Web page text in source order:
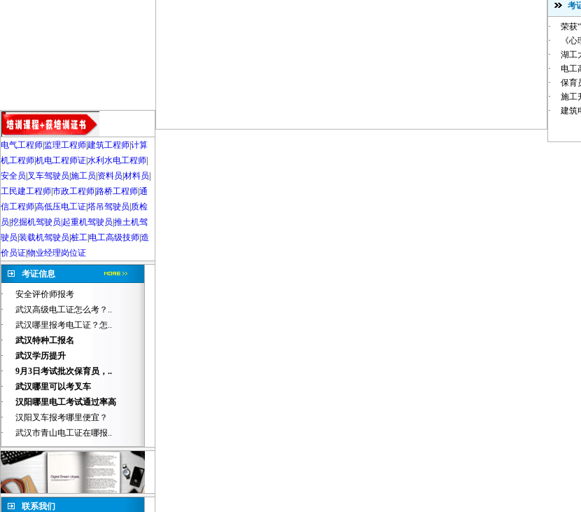
电气工程师 监理工程师建筑工程师计算
机工程师机电工程师证水利水电工程师
安全员 叉车驾驶员 施工员 资料员 材料员
工民建工程师市政工程师路桥工程师通
信工程师高低压电工证塔吊驾驶员 质检
员 挖掘机驾驶员|起重机驾驶员 推土机驾
驶员 装载机驾驶员 桩工电工高级技师造
价员证物业经理岗位证
考证信息
·
安全评价师报考
·
武汉高级电工证怎么考？..
·
武汉哪里报考电工证？怎..
·
武汉特种工报名
·
武汉学历提升
·
9月3日考试批次保育员，..
·
武汉哪里可以考叉车
·
汉阳哪里电工考试通过率高
·
汉阳叉车报考哪里便宜？
·
武汉市青山电工证在哪报..
联系我们
考
·
荣获
·
《
·
湖工
·
电工
·
保育
·
施工
·
建筑